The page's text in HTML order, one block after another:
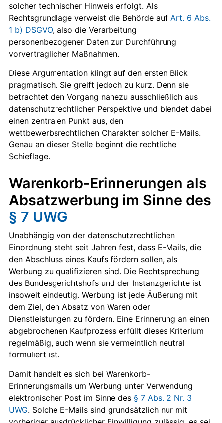
solcher technischer Hinweis erfolgt. Als
Rechtsgrundlage verweist die Behörde auf Art. 6 Abs.
1 b) DSGVO, also die Verarbeitung
personenbezogener Daten zur Durchführung
vorvertraglicher Maßnahmen.
Diese Argumentation klingt auf den ersten Blick
pragmatisch. Sie greift jedoch zu kurz. Denn sie
betrachtet den Vorgang nahezu ausschließlich aus
datenschutzrechtlicher Perspektive und blendet dabei
einen zentralen Punkt aus, den
wettbewerbsrechtlichen Charakter solcher E-Mails.
Genau an dieser Stelle beginnt die rechtliche
Schieflage.
Warenkorb-Erinnerungen als
Absatzwerbung im Sinne des
§ 7 UWG
Unabhängig von der datenschutzrechtlichen
Einordnung steht seit Jahren fest, dass E-Mails, die
den Abschluss eines Kaufs fördern sollen, als
Werbung zu qualifizieren sind. Die Rechtsprechung
des Bundesgerichtshofs und der Instanzgerichte ist
insoweit eindeutig. Werbung ist jede Äußerung mit
dem Ziel, den Absatz von Waren oder
Dienstleistungen zu fördern. Eine Erinnerung an einen
abgebrochenen Kaufprozess erfüllt dieses Kriterium
regelmäßig, auch wenn sie vermeintlich neutral
formuliert ist.
Damit handelt es sich bei Warenkorb-
Erinnerungsmails um Werbung unter Verwendung
elektronischer Post im Sinne des§ 7 Abs. 2 Nr. 3
UWG. Solche E-Mails sind grundsätzlich nur mit